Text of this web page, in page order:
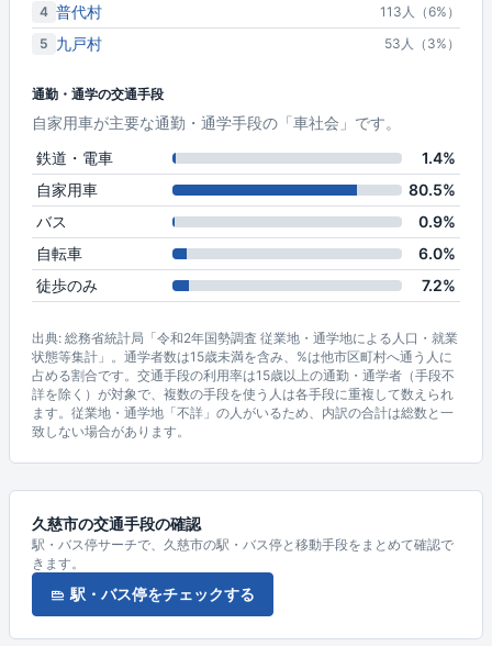
4 普代村
113人（6%）
5 九戸村 53人（3%）
通勤・通学の交通手段
自家用車が主要な通勤・通学手段の「車社会」です。
鉄道・電車
1.4%
自家用車
80.5%
バス
0.9%
自転車
6.0%
徒歩のみ
7.2%
出典: 総務省統計局「令和2年国勢調査 従業地・通学地による人口・就業
状態等集計」。通学者数は15歳未満を含み、%は他市区町村へ通う人に
占める割合です。交通手段の利用率は15歳以上の通勤・通学者（手段不
詳を除く）が対象で、複数の手段を使う人は各手段に重複して数えられ
ます。従業地・通学地「不詳」の人がいるため、内訳の合計は総数と一
致しない場合があります。
久慈市の交通手段の確認
駅・バス停サーチで、久慈市の駅・バス停と移動手段をまとめて確認で
きます。
駅・バス停をチェックする